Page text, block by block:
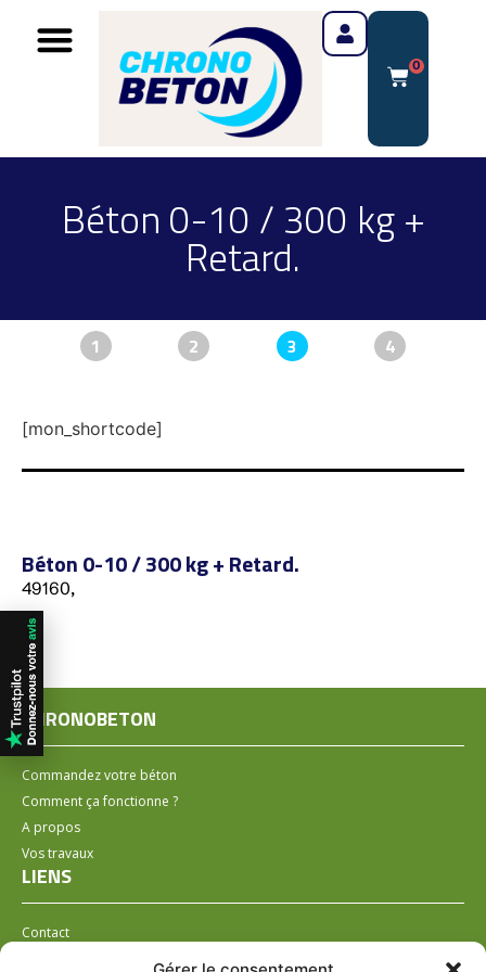
0
Béton 0-10 / 300 kg +
Retard.
1 2 3 4
[mon_shortcode]
Béton 0-10 / 300 kg + Retard.
49160,
CHRONOBETON
Commandez votre béton
Comment ça fonctionne ?
A propos
Vos travaux
LIENS
Contact